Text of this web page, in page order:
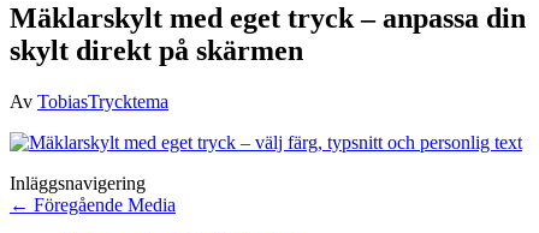
Mäklarskylt med eget tryck – anpassa din
skylt direkt på skärmen
Av TobiasTrycktema
Inläggsnavigering
← Föregående Media